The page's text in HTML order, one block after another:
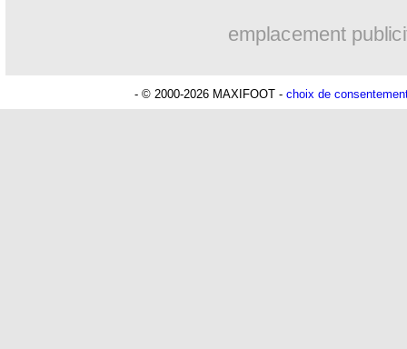
emplacement
- © 2000-2026 MAXIFOOT - choix de